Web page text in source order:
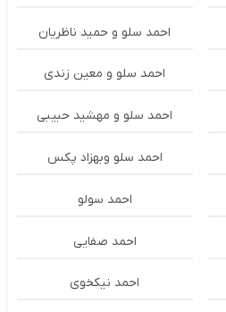
احمد سلو و حمید ناظریان
احمد سلو و معین زندی
احمد سلو و مهشید حبیبی
احمد سلو وبهزاد پکس
احمد سولو
احمد صفایی
احمد نیکخوی